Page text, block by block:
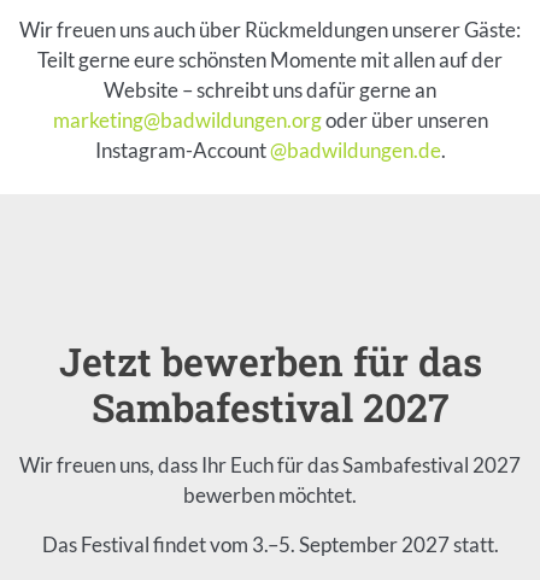
Wir freuen uns auch über Rückmeldungen unserer Gäste:
Teilt gerne eure schönsten Momente mit allen auf der
Website – schreibt uns dafür gerne an
marketing@badwildungen.orgoder über unseren
Instagram-Account@badwildungen.de.
Einleitung
Jetzt bewerben für das
Sambafestival 2027
Wir freuen uns, dass Ihr Euch für das Sambafestival 2027
bewerben möchtet.
Das Festival findet vom 3.–5. September 2027 statt.